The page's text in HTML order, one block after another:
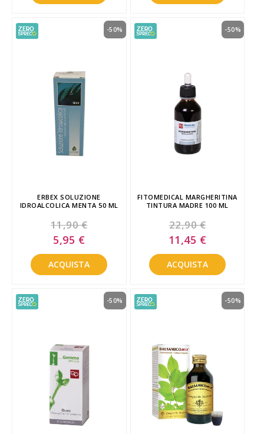
ERBEX SOLUZIONE
IDROALCOLICA MENTA 50 ML
11,90 €
-50%
Special
Price
5,95 €
ACQUISTA
FITOMEDICAL MARGHERITINA
TINTURA MADRE 100 ML
22,90 €
-50%
Special
Price
11,45 €
ACQUISTA
-50% -50%